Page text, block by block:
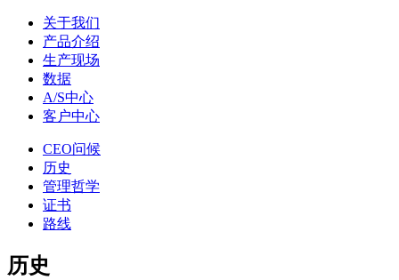
关于我们
产品介绍
生产现场
数据
A/S中心
客户中心
CEO问候
历史
管理哲学
证书
路线
历史